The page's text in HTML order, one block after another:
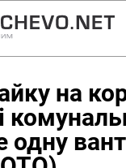
на
одну